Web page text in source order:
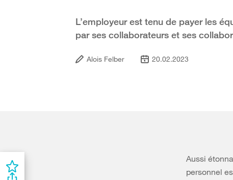
L’employeur est tenu de payer les
par ses collaborateurs et ses
Alois Felber 20.02.2023
Aussi
personnel